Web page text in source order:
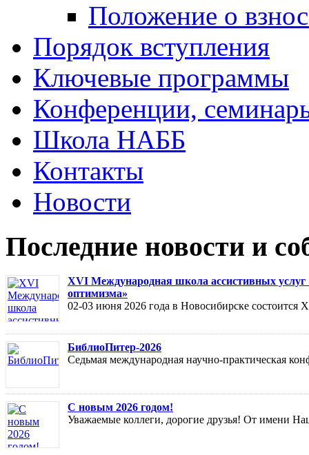
Положение о
Порядок вступления
Ключевые программы
Конференции,
Школа НАББ
Контакты
Новости
Последние новости и
XVI Международная школа ассистивных услуг
оптимизма»
02-03 июня 2026 года в Новосибирске
БиблиоПитер-2026
Седьмая международная научно-практическая
С новым 2026 годом!
Уважаемые коллеги, дорогие друзья! От имени